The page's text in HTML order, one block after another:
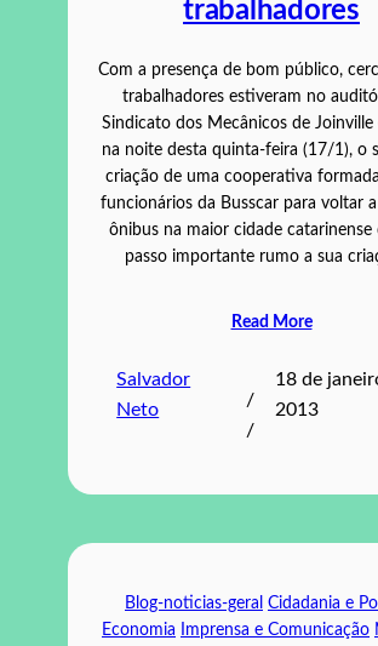
trabalhadores
Com a presença de bom público,
trabalhadores estiveram no
Sindicato dos Mecânicos de Joinville
na noite desta quinta-feira (17/1), o
criação de uma cooperativa
funcionários da Busscar para voltar
ônibus na maior cidade catarinense
passo importante rumo a sua
Read More
Salvador
Neto
/
/
18 de
2013
Blog-noticias-geral Cidadania e
Economia
Imprensa e Comunicação